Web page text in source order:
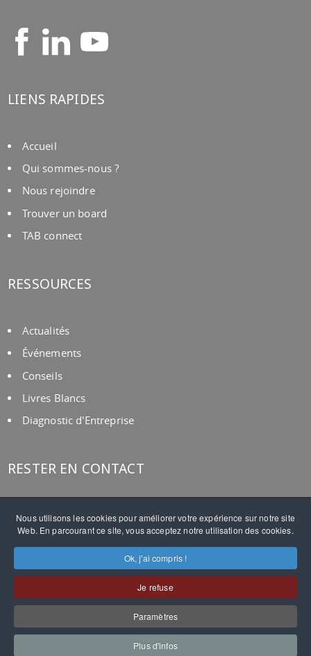
LIENS RAPIDES
Accueil
Qui sommes-nous ?
Nous rejoindre
Trouver un board
TAB connect
RESSOURCES
Actualités
Événements
Conseils
Livres Blancs
Diagnostic d'Entreprise
RESTER EN CONTACT
The Alternative Board®
TAB DANS LE MONDE
Plan du site-Politique de confidentialité-Mentions légales-
Contact-
Nous utilisons les cookies pour améliorer votre expérience sur notre site
Web. En parcourant ce site, vous acceptez notre utilisation des cookies.
Ok, j'ai compris !
Je refuse
Paramètres
Plus d'infos